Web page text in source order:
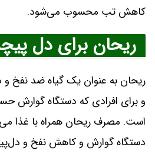
کاهش تب محسوب می‌شود.
ریحان برای دل
ریحان به عنوان یک گیاه ضد نفخ
و برای افرادی که دستگاه گوارش
است. مصرف ریحان همراه با غذا
دستگاه گوارش و کاهش نفخ و